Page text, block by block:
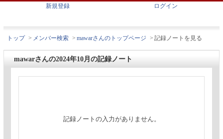
新規登録 ログイン
トップ > メンバー検索 > mawarさんのトップページ > 記録ノートを見る
mawarさんの2024年10月の記録ノート
記録ノートの入力がありません。